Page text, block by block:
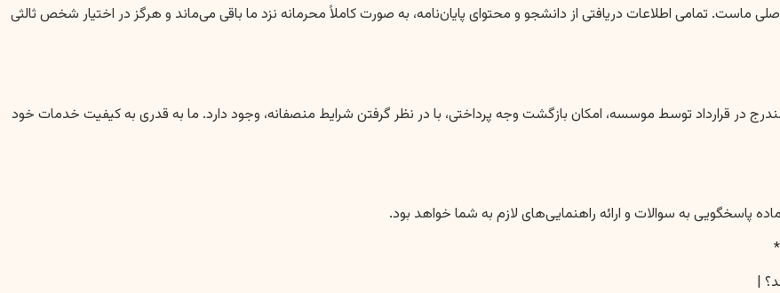
تمامی اطلاعات دریافتی از دانشجو و محتوای پایان‌نامه، به صورت کاملاً محرمانه نزد ما باقی می‌ماند و هرگز در اختیار شخص ثالثی
در قرارداد توسط موسسه، امکان بازگشت وجه پرداختی، با در نظر گرفتن شرایط منصفانه، وجود دارد. ما به قدری به کیفیت خدمات خود
پاسخگویی به سوالات و ارائه راهنمایی‌های لازم به شما خواهد بود.
|